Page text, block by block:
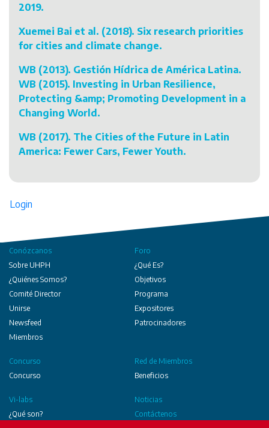
2019.
Xuemei Bai et al. (2018). Six research priorities
for cities and climate change.
WB (2013). Gestión Hídrica de América Latina.
WB (2015). Investing in Urban Resilience,
Protecting &amp; Promoting Development in a
Changing World.
WB (2017). The Cities of the Future in Latin
America: Fewer Cars, Fewer Youth.
Login
Conózcanos
Sobre UHPH
¿Quiénes Somos?
Comité Director
Unirse
Newsfeed
Miembros
Foro
¿Qué Es?
Objetivos
Programa
Expositores
Patrocinadores
Concurso
Concurso
Red de Miembros
Beneficios
Vi-labs
¿Qué son?
Noticias
Contáctenos